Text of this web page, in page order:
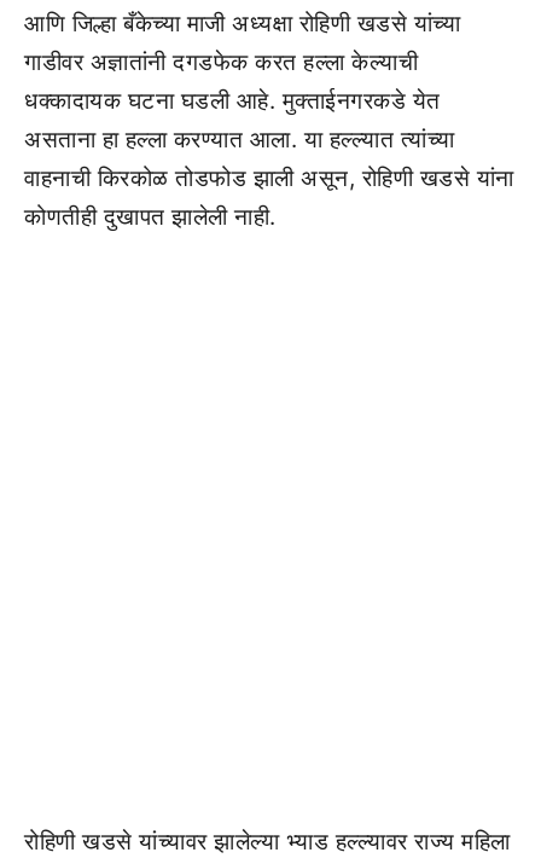
आणि जिल्हा बँकेच्या माजी अध्यक्षा रोहिणी खडसे यांच्या
गाडीवर अज्ञातांनी दगडफेक करत हल्ला केल्याची
धक्कादायक घटना घडली आहे. मुक्ताईनगरकडे येत
असताना हा हल्ला करण्यात आला. या हल्ल्यात त्यांच्या
वाहनाची किरकोळ तोडफोड झाली असून, रोहिणी खडसे यांना
कोणतीही दुखापत झालेली नाही.
रोहिणी खडसे यांच्यावर झालेल्या भ्याड हल्ल्यावर राज्य महिला